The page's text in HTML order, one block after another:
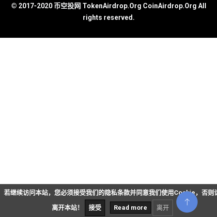
© 2017-2020 币空投网 TokenAirdrop.Org CoinAirdrop.Org All
rights reserved.
若继续访问本站，您必须接受我们的隐私条款并同意我们使用Cookie，否则
离开本站！ 接受 Read more 离开